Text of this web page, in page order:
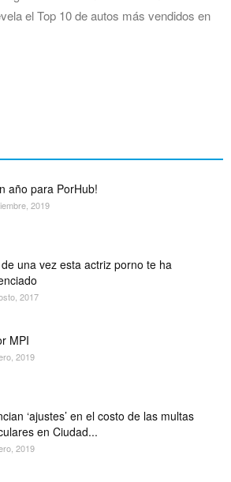
el Top 10 de autos más vendidos en
año para PorHub!
2019
una vez esta actriz porno te ha
2017
MPI
2019
‘ajustes’ en el costo de las multas
en Ciudad...
2019